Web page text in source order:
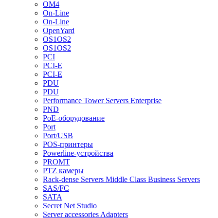
OM4
On-Line
On-Line
OpenYard
OS1OS2
OS1OS2
PCI
PCI-E
PCI-E
PDU
PDU
Performance Tower Servers Enterprise
PND
PoE-оборудование
Port
Port/USB
POS-принтеры
Powerline-устройства
PROMT
PTZ камеры
Rack-dense Servers Middle Class Business Servers
SAS/FC
SATA
Secret Net Studio
Server accessories Adapters